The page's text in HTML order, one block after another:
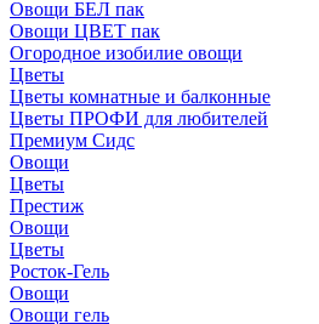
Овощи БЕЛ пак
Овощи ЦВЕТ пак
Огородное изобилие овощи
Цветы
Цветы комнатные и балконные
Цветы ПРОФИ для любителей
Премиум Сидс
Овощи
Цветы
Престиж
Овощи
Цветы
Росток-Гель
Овощи
Овощи гель